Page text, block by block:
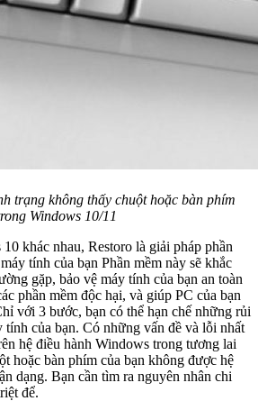
trạng không thấy chuột hoặc bàn phím
Windows 10/11
khác nhau, Restoro là giải pháp phần
Phần mềm này sẽ khắc
gặp, bảo vệ máy tính của bạn an toàn
phần mềm độc hại, và giúp PC của bạn
vấn đề và lỗi nhất
hệ điều hành Windows trong tương lai
hoặc bàn phím của bạn không được hệ
nhân chi
để.